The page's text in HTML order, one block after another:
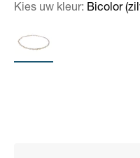
Kies uw kleur: Bicolor